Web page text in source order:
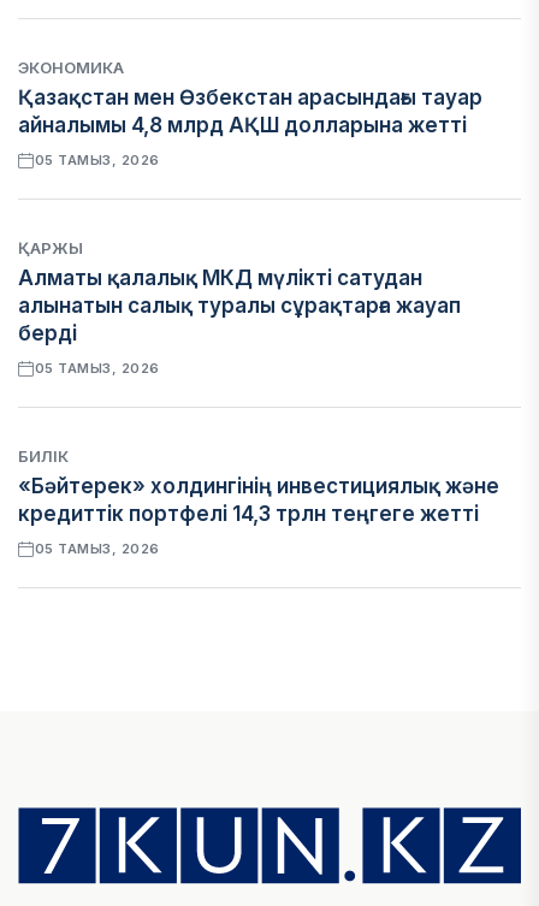
ЭКОНОМИКА
Қазақстан мен Өзбекстан арасындағы тауар
айналымы 4,8 млрд АҚШ долларына жетті
05 ТАМЫЗ, 2026
ҚАРЖЫ
Алматы қалалық МКД мүлікті сатудан
алынатын салық туралы сұрақтарға жауап
берді
05 ТАМЫЗ, 2026
БИЛІК
«Бәйтерек» холдингінің инвестициялық және
кредиттік портфелі 14,3 трлн теңгеге жетті
05 ТАМЫЗ, 2026
ҚАРЖЫ
Отбасы банктің қолдауымен 1,5 жыл ішінде 40
мыңға жуық отбасы қоныс тойын тойлады